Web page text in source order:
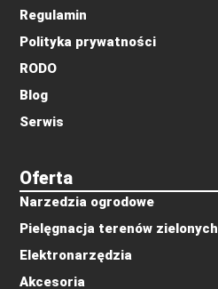
Oferta
Narzedzia ogrodowe
Pielęgnacja terenów zielonych
Elektronarzędzia
Akcesoria
Regulamin
Polityka prywatności
RODO
Blog
Serwis